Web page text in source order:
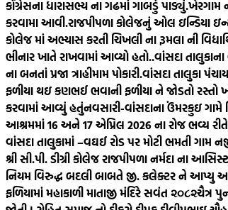
કોંગ્રેસના ધારાસભ્ય ના ગઢમાં ગાબડું પાડ્યું.ખેરગામ
કરવામા આવી.રાજપીપળા કોલેજનું ઓલ ઇન્ડિયા
કોલેજ માં અભ્યાસ કરતી ચિખલી ના રૂમલા ની
ભીનાર ખાતે રાખવામાં આવ્યો હતો..વાંસદા
ના બનતાં પ્રજા ત્રાહીમામ પોકારી.વાંસદા તાલુકા
ફળીયા થઇ કણભઈ ભવાની ફળીયા ને જોડતો રસ્તો
કરવામાં આવ્યું હતુંનવસારી-વાંસદાના ઉંમરકુઇ ગામે
આશ્રમમાં 16 અને 17 એપ્રિલ 2026 ના રોજ ભવ્ય
વાંસદા તાલુકામાં –વઘઈ રોડ પર મોટી ભમતી ગામ
શ્રી સી.પી. ડીગ્રી કોલેજ રાજપીપળા નર્મદા ના
નિયમ વિરુદ્ધ બદલી બાબતે જી. કલેક્ટર ને આપ્યુ
ફળિયામાં મહાકાળી માતાજી મંદિરે સવંત